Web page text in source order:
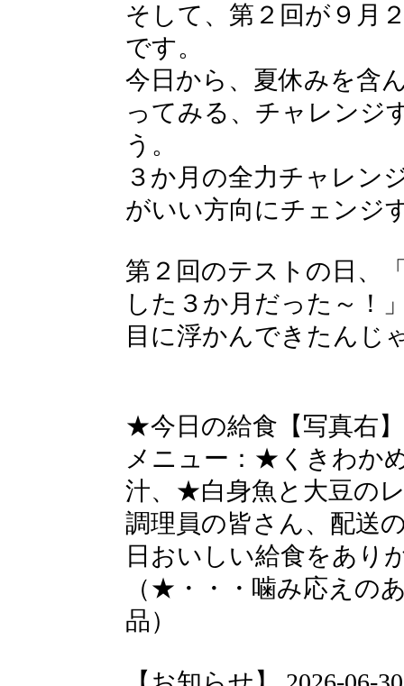
そして、第２回が９月
です。
今日から、夏休みを含
ってみる、チャレンジ
う。
３か月の全力チャレン
がいい方向にチェンジ
第２回のテストの日、
した３か月だった～！
目に浮かんできたんじ
★今日の給食【写真右】
メニュー：★くきわか
汁、★白身魚と大豆の
調理員の皆さん、配送
日おいしい給食をあり
（★・・・噛み応えの
品）